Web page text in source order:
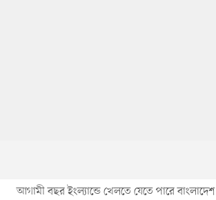
আগামী বছর ইংল্যান্ডে খেলতে যেতে পারে বাংলাদেশ